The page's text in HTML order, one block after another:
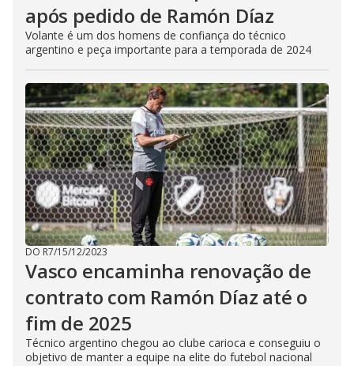
após pedido de Ramón Díaz
Volante é um dos homens de confiança do técnico
argentino e peça importante para a temporada de 2024
DO R7/15/12/2023
Vasco encaminha renovação de
contrato com Ramón Díaz até o
fim de 2025
Técnico argentino chegou ao clube carioca e conseguiu o
objetivo de manter a equipe na elite do futebol nacional